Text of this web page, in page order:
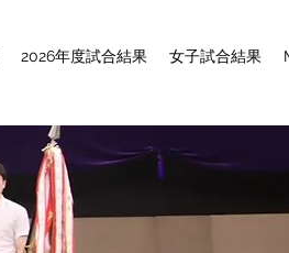
2026年度試合結果 女子試合結果